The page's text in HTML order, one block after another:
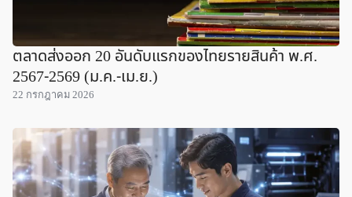
ตลาดส่งออก 20 อันดับแรกของไทยรายสินค้า พ.ศ.
2567-2569 (ม.ค.-เม.ย.)
22 กรกฎาคม 2026